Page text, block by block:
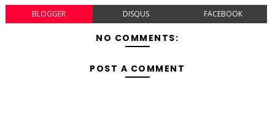
BLOGGER DISQUS FACEBOOK
NO COMMENTS:
POST A COMMENT